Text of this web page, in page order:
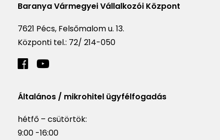
Baranya Vármegyei Vállalkozói Központ
7621 Pécs, Felsőmalom u. 13.
Központi tel.: 72/ 214-050
Általános / mikrohitel ügyfélfogadás
hétfő – csütörtök:
9:00 -16:00